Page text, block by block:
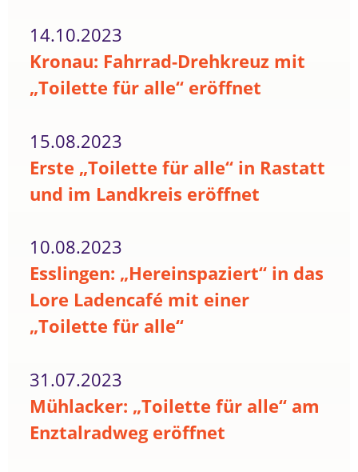
14.10.2023
Kronau: Fahrrad-Drehkreuz mit
„Toilette für alle“ eröffnet
15.08.2023
Erste „Toilette für alle“ in Rastatt
und im Landkreis eröffnet
10.08.2023
Esslingen: „Hereinspaziert“ in das
Lore Ladencafé mit einer
„Toilette für alle“
31.07.2023
Mühlacker: „Toilette für alle“ am
Enztalradweg eröffnet